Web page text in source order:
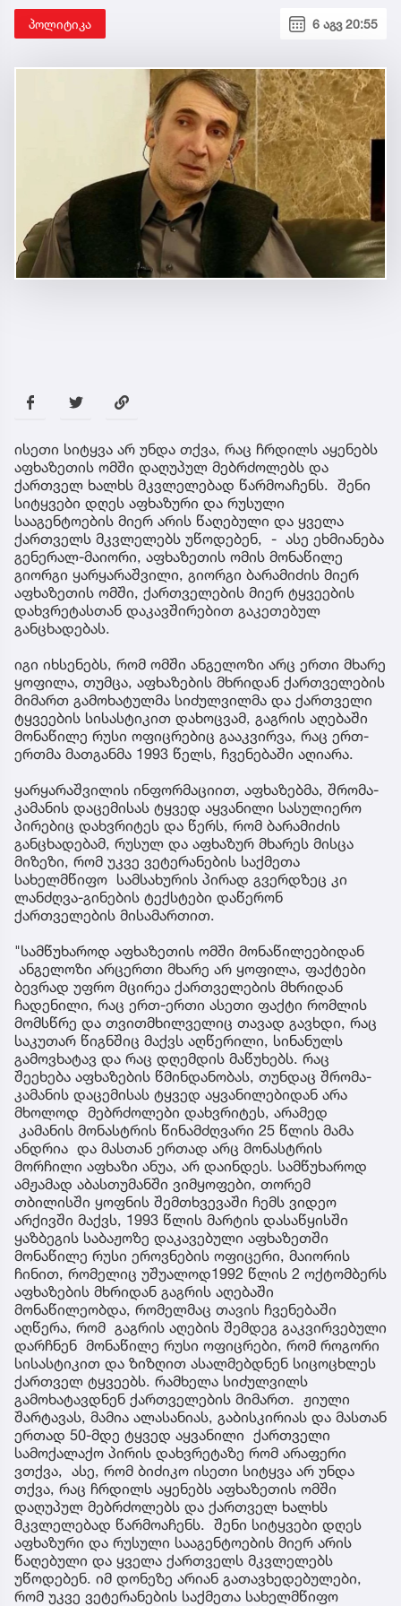
პოლიტიკა 6 აგვ 20:55
ისეთი სიტყვა არ უნდა თქვა, რაც ჩრდილს აყენებს
აფხაზეთის ომში დაღუპულ მებრძოლებს და
ქართველ ხალხს მკვლელებად წარმოაჩენს. შენი
სიტყვები დღეს აფხაზური და რუსული
სააგენტოების მიერ არის წაღებული და ყველა
ქართველს მკვლელებს უწოდებენ, - ასე ეხმიანება
გენერალ-მაიორი, აფხაზეთის ომის მონაწილე
გიორგი ყარყარაშვილი, გიორგი ბარამიძის მიერ
აფხაზეთის ომში, ქართველების მიერ ტყვეების
დახვრეტასთან დაკავშირებით გაკეთებულ
განცხადებას.
იგი იხსენებს, რომ ომში ანგელოზი არც ერთი მხარე
ყოფილა, თუმცა, აფხაზების მხრიდან ქართველების
მიმართ გამოხატულმა სიძულვილმა და ქართველი
ტყვეების სისასტიკით დახოცვამ, გაგრის აღებაში
მონაწილე რუსი ოფიცრებიც გააკვირვა, რაც ერთ-
ერთმა მათგანმა 1993 წელს, ჩვენებაში აღიარა.
ყარყარაშვილის ინფორმაციით, აფხაზებმა, შრომა-
კამანის დაცემისას ტყვედ აყვანილი სასულიერო
პირებიც დახვრიტეს და წერს, რომ ბარამიძის
განცხადებამ, რუსულ და აფხაზურ მხარეს მისცა
მიზეზი, რომ უკვე ვეტერანების საქმეთა
სახელმწიფო სამსახურის პირად გვერდზეც კი
ლანძღვა-გინების ტექსტები დაწერონ
ქართველების მისამართით.
"სამწუხაროდ აფხაზეთის ომში მონაწილეებიდან
ანგელოზი არცერთი მხარე არ ყოფილა, ფაქტები
ბევრად უფრო მცირეა ქართველების მხრიდან
ჩადენილი, რაც ერთ-ერთი ასეთი ფაქტი რომლის
მომსწრე და თვითმხილველიც თავად გავხდი, რაც
საკუთარ წიგნშიც მაქვს აღწერილი, სინანულს
გამოვხატავ და რაც დღემდის მაწუხებს. რაც
შეეხება აფხაზების წმინდანობას, თუნდაც შრომა-
კამანის დაცემისას ტყვედ აყვანილებიდან არა
მხოლოდ მებრძოლები დახვრიტეს, არამედ
კამანის მონასტრის წინამძღვარი 25 წლის მამა
ანდრია და მასთან ერთად არც მონასტრის
მორჩილი აფხაზი ანუა, არ დაინდეს. სამწუხაროდ
ამჟამად აბასთუმანში ვიმყოფები, თორემ
თბილისში ყოფნის შემთხვევაში ჩემს ვიდეო
არქივში მაქვს, 1993 წლის მარტის დასაწყისში
ყაზბეგის საბაჟოზე დაკავებული აფხაზეთში
მონაწილე რუსი ეროვნების ოფიცერი, მაიორის
ჩინით, რომელიც უშუალოდ1992 წლის 2 ოქტომბერს
აფხაზების მხრიდან გაგრის აღებაში
მონაწილეობდა, რომელმაც თავის ჩვენებაში
აღწერა, რომ გაგრის აღების შემდეგ გაკვირვებული
დარჩნენ მონაწილე რუსი ოფიცრები, რომ როგორი
სისასტიკით და ზიზღით ასალმებდნენ სიცოცხლეს
ქართველ ტყვეებს. რამხელა სიძულვილს
გამოხატავდნენ ქართველების მიმართ. ჟიული
შარტავას, მამია ალასანიას, გაბისკირიას და მასთან
ერთად 50-მდე ტყვედ აყვანილი ქართველი
სამოქალაქო პირის დახვრეტაზე რომ არაფერი
ვთქვა, ასე, რომ ბიძიკო ისეთი სიტყვა არ უნდა
თქვა, რაც ჩრდილს აყენებს აფხაზეთის ომში
დაღუპულ მებრძოლებს და ქართველ ხალხს
მკვლელებად წარმოაჩენს. შენი სიტყვები დღეს
აფხაზური და რუსული სააგენტოების მიერ არის
წაღებული და ყველა ქართველს მკვლელებს
უწოდებენ. იმ დონეზე არიან გათავხედებულები,
რომ უკვე ვეტერანების საქმეთა სახელმწიფო